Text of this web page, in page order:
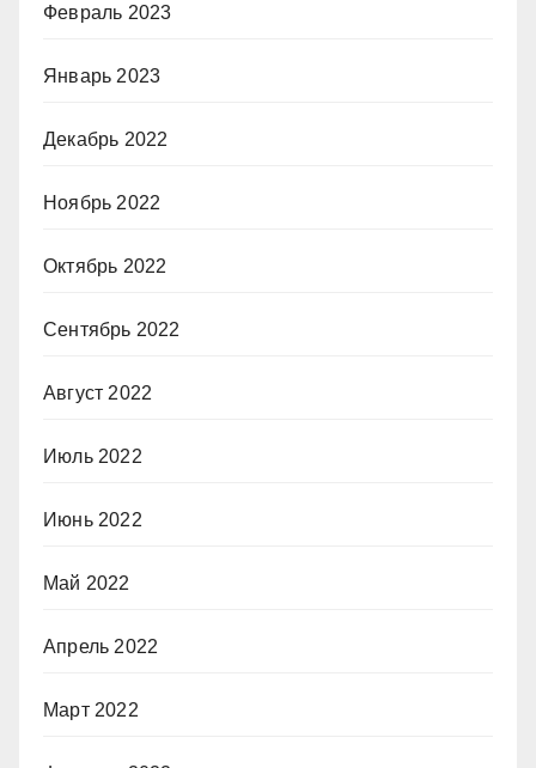
Февраль 2023
Январь 2023
Декабрь 2022
Ноябрь 2022
Октябрь 2022
Сентябрь 2022
Август 2022
Июль 2022
Июнь 2022
Май 2022
Апрель 2022
Март 2022